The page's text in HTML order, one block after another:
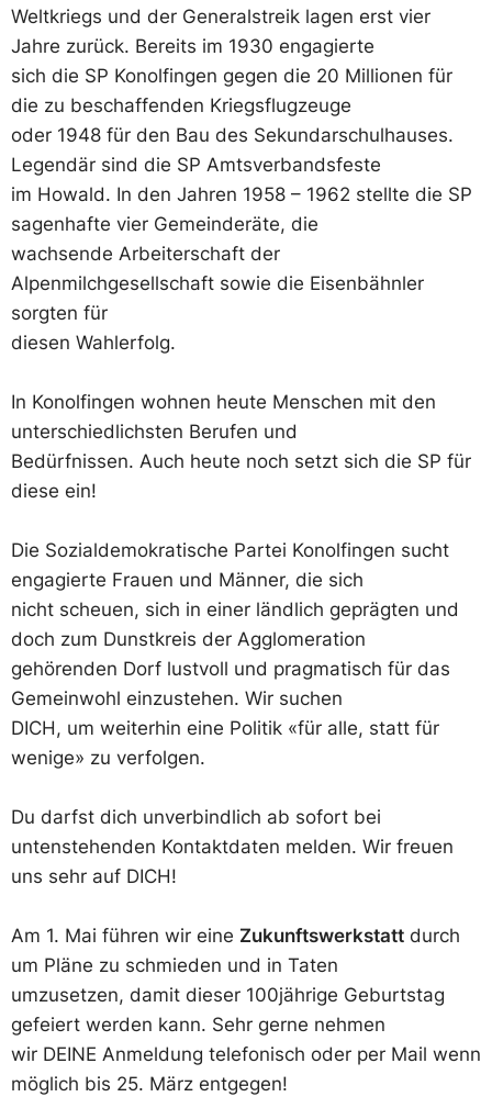
Weltkriegs und der Generalstreik lagen erst vier
Jahre zurück. Bereits im 1930 engagierte
sich die SP Konolfingen gegen die 20 Millionen für
die zu beschaffenden Kriegsflugzeuge
oder 1948 für den Bau des Sekundarschulhauses.
Legendär sind die SP Amtsverbandsfeste
im Howald. In den Jahren 1958 – 1962 stellte die SP
sagenhafte vier Gemeinderäte, die
wachsende Arbeiterschaft der
Alpenmilchgesellschaft sowie die Eisenbähnler
sorgten für
diesen Wahlerfolg.
In Konolfingen wohnen heute Menschen mit den
unterschiedlichsten Berufen und
Bedürfnissen. Auch heute noch setzt sich die SP für
diese ein!
Die Sozialdemokratische Partei Konolfingen sucht
engagierte Frauen und Männer, die sich
nicht scheuen, sich in einer ländlich geprägten und
doch zum Dunstkreis der Agglomeration
gehörenden Dorf lustvoll und pragmatisch für das
Gemeinwohl einzustehen. Wir suchen
DICH, um weiterhin eine Politik «für alle, statt für
wenige» zu verfolgen.
Du darfst dich unverbindlich ab sofort bei
untenstehenden Kontaktdaten melden. Wir freuen
uns sehr auf DICH!
Am 1. Mai führen wir eine Zukunftswerkstatt durch
um Pläne zu schmieden und in Taten
umzusetzen, damit dieser 100jährige Geburtstag
gefeiert werden kann. Sehr gerne nehmen
wir DEINE Anmeldung telefonisch oder per Mail wenn
möglich bis 25. März entgegen!